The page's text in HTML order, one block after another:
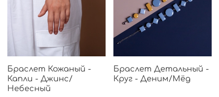
Браслет Кожаный -
Капли - Джинс/
Небесный
Браслет Детальный -
Круг - Деним/Мёд